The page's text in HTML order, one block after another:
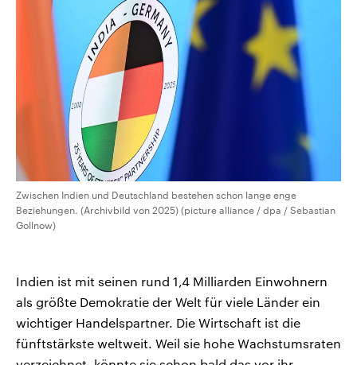
Zwischen Indien und Deutschland bestehen schon lange enge
Beziehungen. (Archivbild von 2025) (picture alliance / dpa / Sebastian
Gollnow)
Indien ist mit seinen rund 1,4 Milliarden Einwohnern
als größte Demokratie der Welt für viele Länder ein
wichtiger Handelspartner. Die Wirtschaft ist die
fünftstärkste weltweit. Weil sie hohe Wachstumsraten